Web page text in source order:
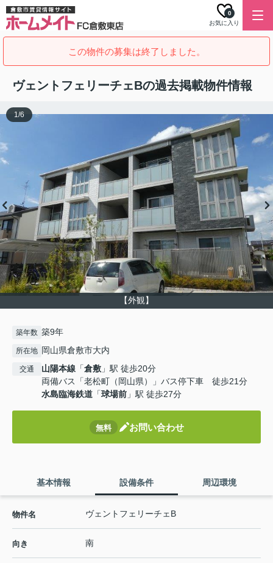
お気に入り
0
この物件の募集は終了しました。
ヴェントフェリーチェBの過去掲載物件情報
【外観】
1/6
築年数 築9年
所在地 岡山県倉敷市大内
交通 山陽本線 「倉敷 」駅 徒歩20分
両備バス「老松町（岡山県）」バス停下車 徒歩21分
水島臨海鉄道 「球場前 」駅 徒歩27分
無料 お問い合わせ
基本情報 設備条件 周辺環境
物件名 ヴェントフェリーチェB
向き 南